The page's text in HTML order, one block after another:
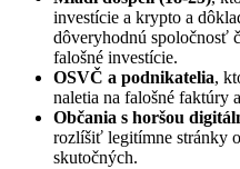
investície a krypto a
dôveryhodnú spoločnosť
falošné investície.
OSVČ a podnikatelia,
naletia na falošné faktúry
Občania s horšou
rozlíšiť legitímne stránky
skutočných.